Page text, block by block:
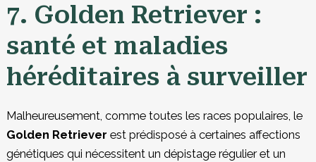
7. Golden Retriever :
santé et maladies
héréditaires à surveiller
Malheureusement, comme toutes les races populaires, le
Golden Retriever est prédisposé à certaines affections
génétiques qui nécessitent un dépistage régulier et un